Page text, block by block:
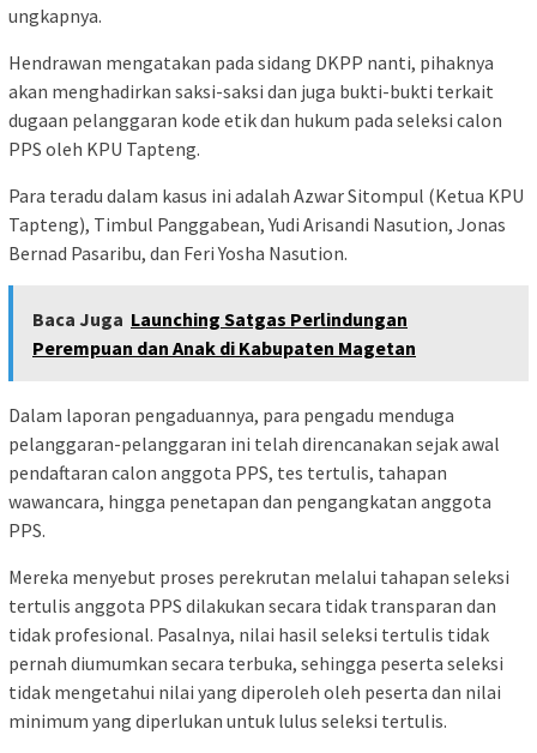
ungkapnya.
Hendrawan mengatakan pada sidang DKPP nanti, pihaknya
akan menghadirkan saksi-saksi dan juga bukti-bukti terkait
dugaan pelanggaran kode etik dan hukum pada seleksi calon
PPS oleh KPU Tapteng.
Para teradu dalam kasus ini adalah Azwar Sitompul (Ketua KPU
Tapteng), Timbul Panggabean, Yudi Arisandi Nasution, Jonas
Bernad Pasaribu, dan Feri Yosha Nasution.
Baca Juga Launching Satgas Perlindungan
Perempuan dan Anak di Kabupaten Magetan
Dalam laporan pengaduannya, para pengadu menduga
pelanggaran-pelanggaran ini telah direncanakan sejak awal
pendaftaran calon anggota PPS, tes tertulis, tahapan
wawancara, hingga penetapan dan pengangkatan anggota
PPS.
Mereka menyebut proses perekrutan melalui tahapan seleksi
tertulis anggota PPS dilakukan secara tidak transparan dan
tidak profesional. Pasalnya, nilai hasil seleksi tertulis tidak
pernah diumumkan secara terbuka, sehingga peserta seleksi
tidak mengetahui nilai yang diperoleh oleh peserta dan nilai
minimum yang diperlukan untuk lulus seleksi tertulis.